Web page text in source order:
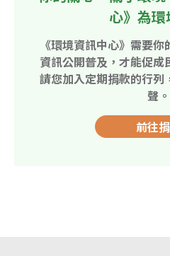
心》為
《環境資訊中心》需要
資訊公開普及，才能促
請您加入定期捐款的行列
聲。
前往